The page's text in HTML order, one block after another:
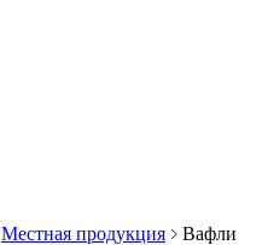
Местная продукция
Вафли